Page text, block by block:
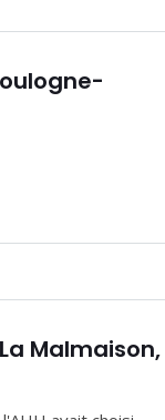
Malmaison,